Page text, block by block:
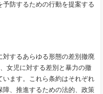
防するための行動を提案する
対するあらゆる形態の差別撤廃
女児に対する差別と暴力の撤
ます。これら条約はそれぞれ
、推進するための法的、政策